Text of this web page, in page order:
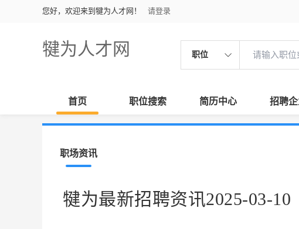
您好，欢迎来到犍为人才网！ 请登录
犍为人才网 职位
首页 职位搜索 简历中心 招聘
职场资讯
犍为最新招聘资讯2025-03-10